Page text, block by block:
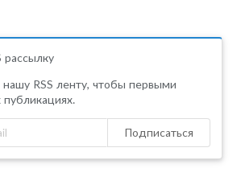
рассылку
RSS ленту, чтобы первыми
публикациях.
Подписаться